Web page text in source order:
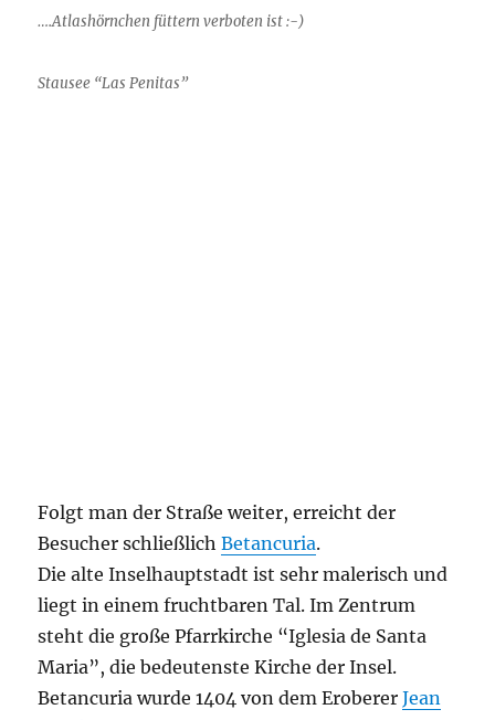
….Atlashörnchen füttern verboten ist :-)
Stausee “Las Penitas”
Folgt man der Straße weiter, erreicht der
Besucher schließlichBetancuria.
Die alte Inselhauptstadt ist sehr malerisch und
liegt in einem fruchtbaren Tal. Im Zentrum
steht die große Pfarrkirche “Iglesia de Santa
Maria”, die bedeutenste Kirche der Insel.
Betancuria wurde 1404 von dem ErobererJean